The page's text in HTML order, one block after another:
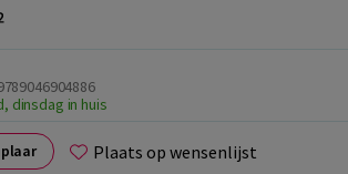
dinsdag in huis
Plaats op wensenlijst